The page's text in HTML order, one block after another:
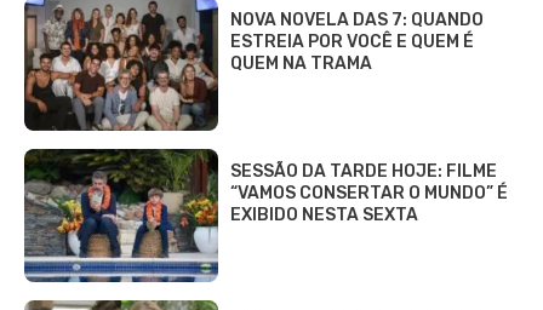
NOVA NOVELA DAS 7: QUANDO
ESTREIA POR VOCÊ E QUEM É
QUEM NA TRAMA
SESSÃO DA TARDE HOJE: FILME
“VAMOS CONSERTAR O MUNDO” É
EXIBIDO NESTA SEXTA